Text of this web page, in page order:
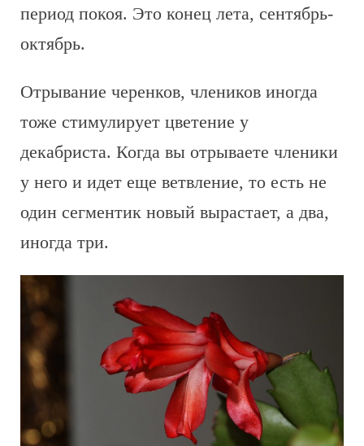
период покоя. Это конец лета, сентябрь-
октябрь.
Отрывание черенков, члеников иногда
тоже стимулирует цветение у
декабриста. Когда вы отрываете членики
у него и идет еще ветвление, то есть не
один сегментик новый вырастает, а два,
иногда три.